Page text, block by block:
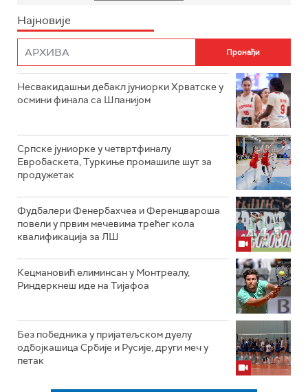
Најновије
Несвакидашњи дебакл јуниорки Хрватске у
осмини финала са Шпанијом
Српске јуниорке у четвртфиналу
Евробаскета, Туркиње промашиле шут за
продужетак
Фудбалери Фенербахчеа и Ференцвароша
повели у првим мечевима трећег кола
квалификација за ЛШ
Кецмановић елиминсан у Монтреалу,
Риндеркнеш иде на Тијафоа
Без победника у пријатељском дуелу
одбојкашица Србије и Русије, други меч у
петак